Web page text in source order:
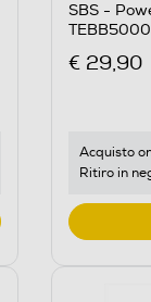
SBS -
€ 29,90
Acquisto
Ritiro in